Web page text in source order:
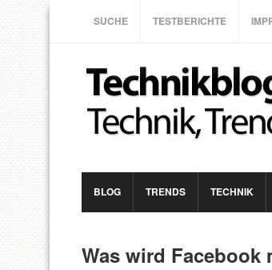
SUCHE TESTBERICHTE
BLOG TRENDS TECHNIK
Was wird Facebook